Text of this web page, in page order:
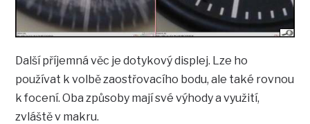
Další příjemná věc je dotykový displej. Lze ho
používat k volbě zaostřovacího bodu, ale také rovnou
k focení. Oba způsoby mají své výhody a využití,
zvláště v makru.